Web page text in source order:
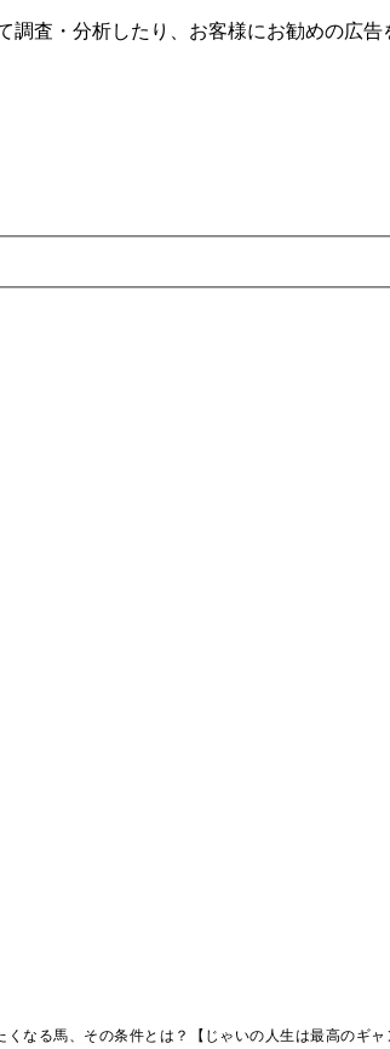
査・分析したり、お客様にお勧めの広
くなる馬、その条件とは？【じゃいの人生は最高のギャ